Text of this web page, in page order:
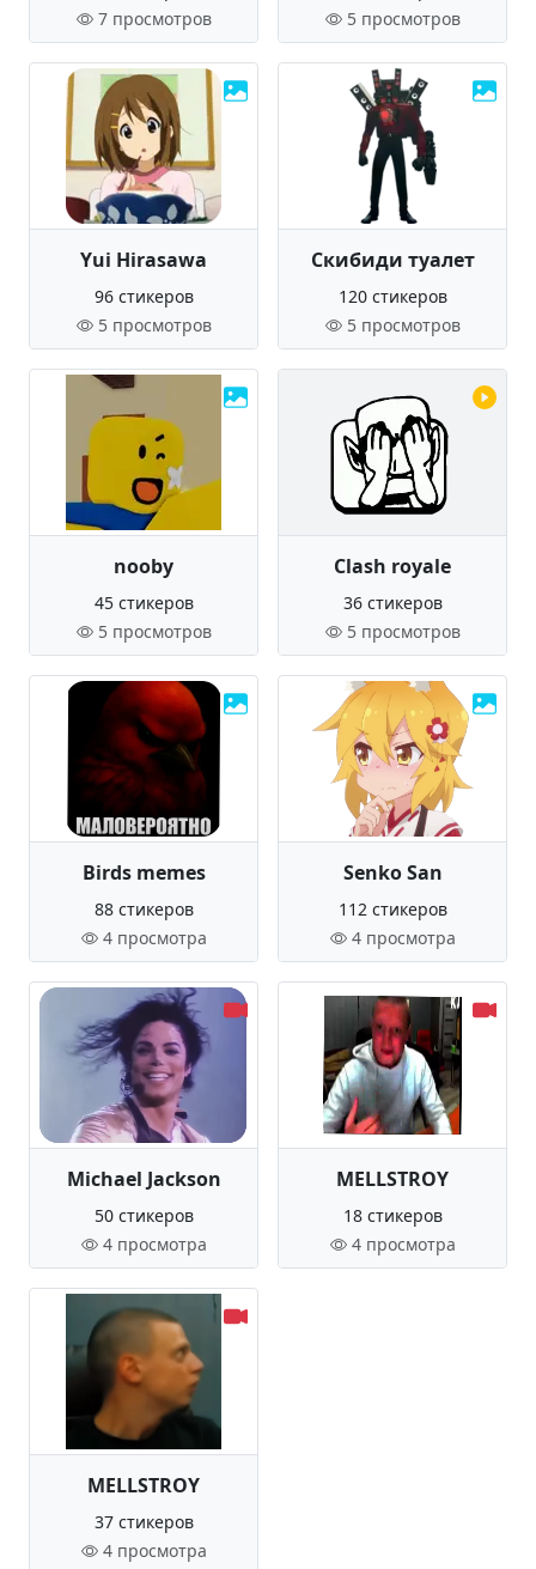
7 просмотров
5 просмотров
Yui Hirasawa
96 стикеров
5 просмотров
Скибиди туалет
120 стикеров
5 просмотров
nooby
45 стикеров
5 просмотров
Clash royale
36 стикеров
5 просмотров
Birds memes
88 стикеров
4 просмотра
Senko San
112 стикеров
4 просмотра
Michael Jackson
50 стикеров
4 просмотра
MELLSTROY
18 стикеров
4 просмотра
MELLSTROY
37 стикеров
4 просмотра